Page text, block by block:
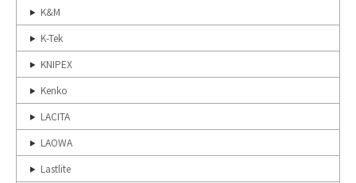
K&M
K-Tek
KNIPEX
Kenko
LACITA
LAOWA
Lastlite